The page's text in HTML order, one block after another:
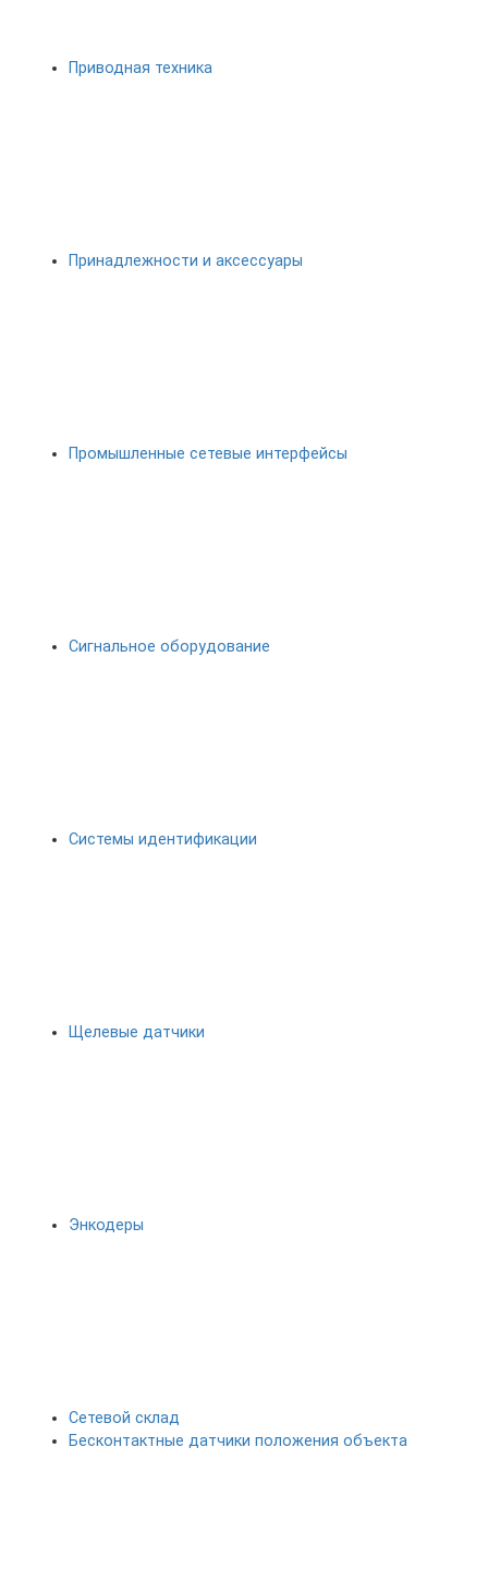
Приводная техника
Принадлежности и аксессуары
Промышленные сетевые интерфейсы
Сигнальное оборудование
Системы идентификации
Щелевые датчики
Энкодеры
Сетевой склад
Бесконтактные датчики положения объекта